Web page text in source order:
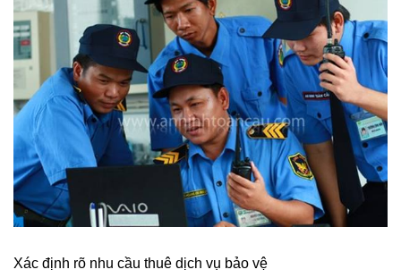
Xác định rõ nhu cầu thuê dịch vụ bảo vệ